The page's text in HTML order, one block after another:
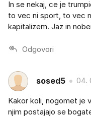
In se nekaj, ce je
to vec ni sport, to vec
kapitalizem. Jaz in
Odgovori
sosed5 04.
Kakor koli, nogomet je
njim postajajo se